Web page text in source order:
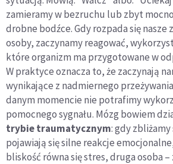
zamieramy w bezruchu lub zbyt
drobne bodźce. Gdy rozpada się nasze
osoby, zaczynamy reagować,
które organizm ma przygotowane w
W praktyce oznacza to, że zaczynają
wynikające z nadmiernego
danym momencie nie potrafimy
pomocnego sygnału. Mózg bowiem
trybie traumatycznym: gdy
pojawiają się silne reakcje
bliskość równa się stres, druga osoba –